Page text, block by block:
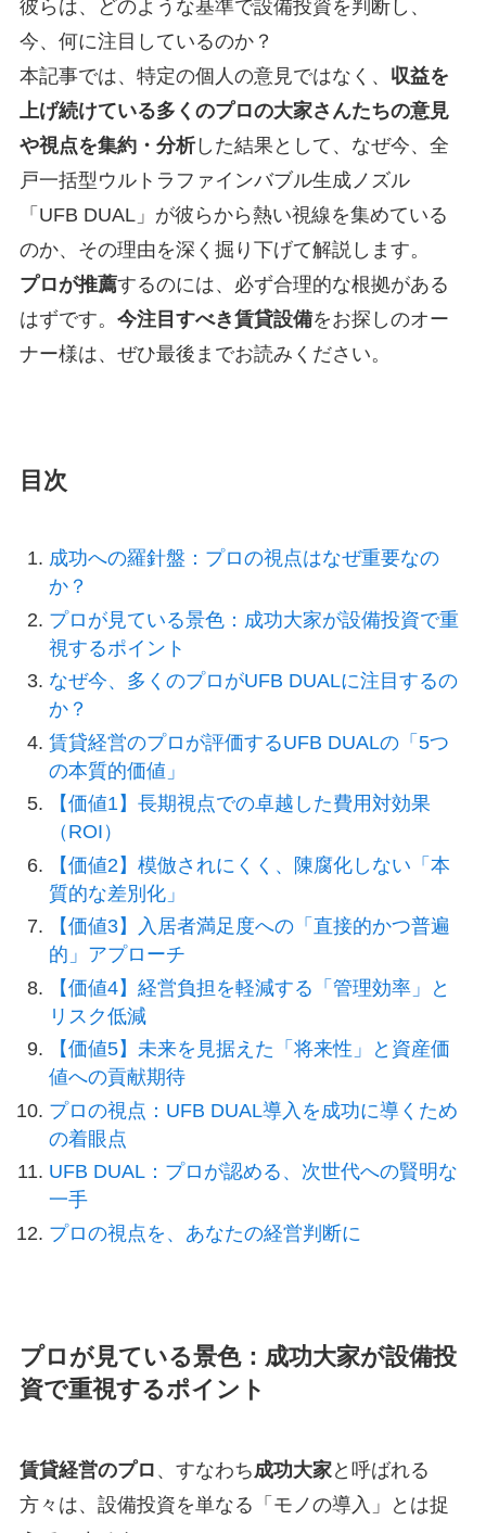
彼らは、どのような基準で設備投資を判断し、
今、何に注目しているのか？
本記事では、特定の個人の意見ではなく、 収益を
上げ続けている多くのプロの大家さんたちの意見
や視点を集約・分析した結果として、なぜ今、全
戸一括型ウルトラファインバブル生成ノズル
「UFB DUAL」が彼らから熱い視線を集めている
のか、その理由を深く掘り下げて解説します。
プロが推薦するのには、必ず合理的な根拠がある
はずです。 今注目すべき賃貸設備をお探しのオー
ナー様は、ぜひ最後までお読みください。
目次
成功への羅針盤：プロの視点はなぜ重要なの
か？
プロが見ている景色：成功大家が設備投資で重
視するポイント
なぜ今、多くのプロがUFB DUALに注目するの
か？
賃貸経営のプロが評価するUFB DUALの「5つ
の本質的価値」
【価値1】長期視点での卓越した費用対効果
（ROI）
【価値2】模倣されにくく、陳腐化しない「本
質的な差別化」
【価値3】入居者満足度への「直接的かつ普遍
的」アプローチ
【価値4】経営負担を軽減する「管理効率」と
リスク低減
【価値5】未来を見据えた「将来性」と資産価
値への貢献期待
プロの視点：UFB DUAL導入を成功に導くため
の着眼点
UFB DUAL：プロが認める、次世代への賢明な
一手
プロの視点を、あなたの経営判断に
プロが見ている景色：成功大家が設備投
資で重視するポイント
賃貸経営のプロ 、すなわち成功大家と呼ばれる
方々は、設備投資を単なる「モノの導入」とは捉